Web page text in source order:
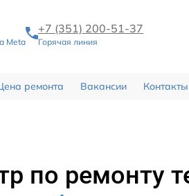
Meta
+7 (351) 200-51-37
Горячая линия
ремонта Вакансии Контакты
по ремонту